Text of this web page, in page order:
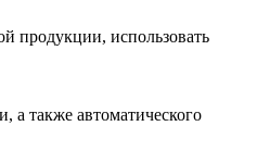
продукции, использовать
а также автоматического